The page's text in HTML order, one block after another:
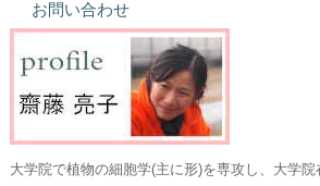
お問い合わせ
大学院で植物の細胞学(主に形)を専攻し、大学